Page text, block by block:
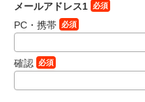
メールアドレス1 必須
PC・携帯 必須
確認 必須